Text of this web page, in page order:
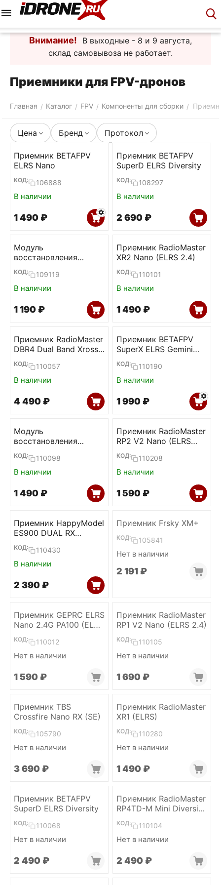
Внимание!
В выходные - 8 и 9 августа,
склад самовывоза не работает.
Приемники для FPV-дронов
Главная / Каталог / FPV / Компоненты для сборки /
Цена Бренд Протокол
Приемник BETAFPV
ELRS Nano
КОД: 106888
В наличии
1 490 ₽
Приемник BETAFPV
SuperD ELRS Diversity
КОД: 108297
В наличии
2 690 ₽
Модуль
восстановления
прошивки ELRS
приемников (BETAFPV)
КОД: 109119
В наличии
1 190 ₽
Приемник RadioMaster
XR2 Nano (ELRS 2.4)
КОД: 110101
В наличии
1 490 ₽
Приемник RadioMaster
DBR4 Dual Band Xross
Gemini ELRS
КОД: 110057
В наличии
4 490 ₽
Приемник BETAFPV
SuperX ELRS Gemini
Xross
КОД: 110190
В наличии
1 990 ₽
Модуль
восстановления
прошивки ELRS
приемников
(RadioMaster)
КОД: 110098
В наличии
1 490 ₽
Приемник RadioMaster
RP2 V2 Nano (ELRS
2.4)
КОД: 110208
В наличии
1 590 ₽
Приемник HappyModel
ES900 DUAL RX
Diversity (ELRS 915)
КОД: 110430
В наличии
2 390 ₽
Приемник Frsky XM+
КОД: 105841
Нет в наличии
2 191 ₽
Приемник GEPRC ELRS
Nano 2.4G PA100 (ELRS
2.4)
КОД: 110012
Нет в наличии
1 590 ₽
Приемник RadioMaster
RP1 V2 Nano (ELRS 2.4)
КОД: 110105
Нет в наличии
1 690 ₽
Приемник TBS
Crossfire Nano RX (SE)
КОД: 105790
Нет в наличии
3 690 ₽
Приемник RadioMaster
XR1 (ELRS)
КОД: 110280
Нет в наличии
1 490 ₽
Приемник BETAFPV
SuperD ELRS Diversity
КОД: 110068
Нет в наличии
2 490 ₽
Приемник RadioMaster
RP4TD-M Mini Diversity
(ELRS 2.4)
КОД: 110104
Нет в наличии
2 490 ₽
Корзина